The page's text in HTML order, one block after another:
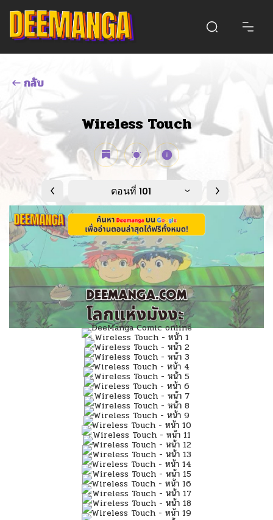
กลับ
Wireless Touch
ตอนที่ 101